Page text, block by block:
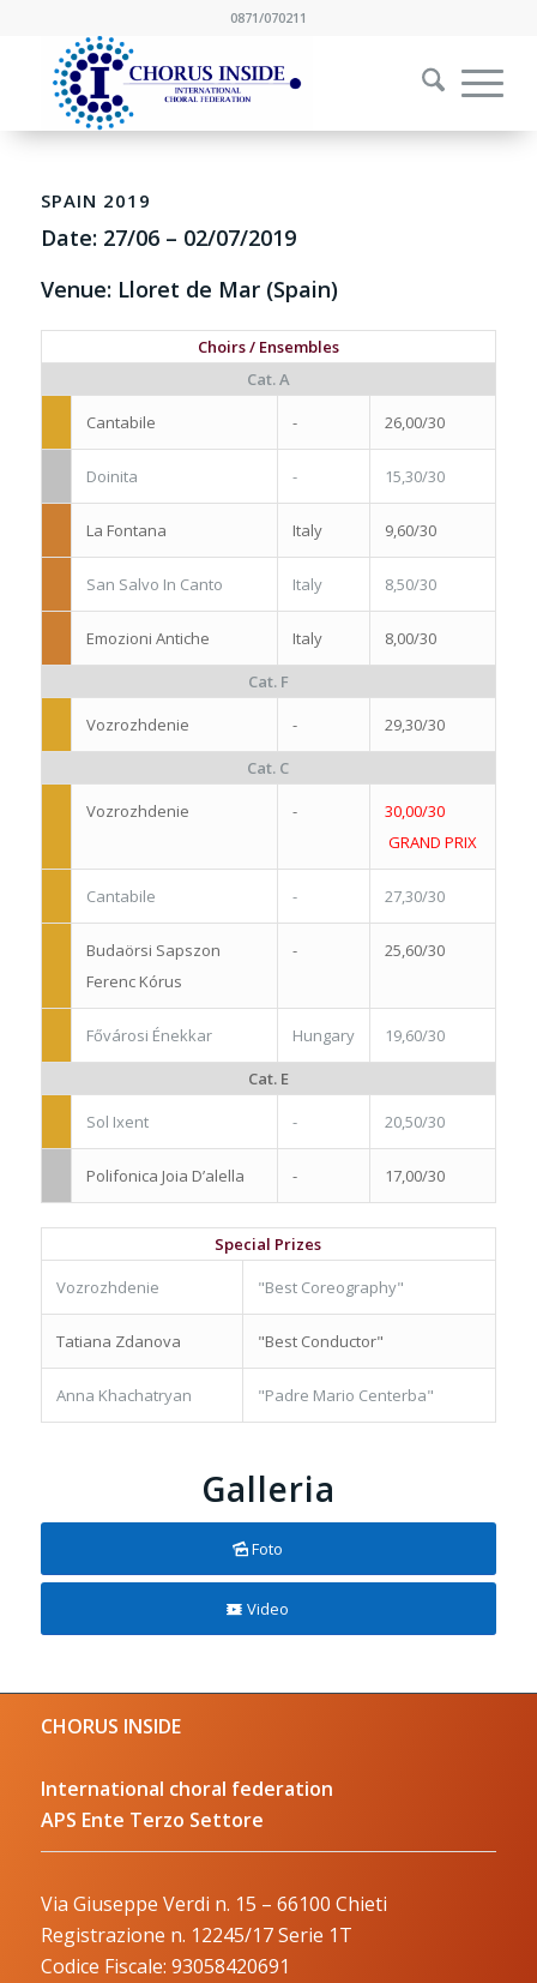
0871/070211
SPAIN 2019
Date: 27/06 – 02/07/2019
Venue: Lloret de Mar (Spain)
Choirs / Ensembles
Cat. A
Cantabile
- 26,00/30
Doinita - 15,30/30
La Fontana Italy 9,60/30
San Salvo In Canto Italy 8,50/30
Emozioni Antiche Italy
8,00/30
Cat. F
Vozrozhdenie
-
29,30/30
Cat. C
Vozrozhdenie
-
30,00/30
GRAND PRIX
Cantabile - 27,30/30
Budaörsi Sapszon
Ferenc Kórus
- 25,60/30
Fővárosi Énekkar Hungary
19,60/30
Cat. E
Sol Ixent
- 20,50/30
Polifonica Joia D’alella - 17,00/30
Special Prizes
Vozrozhdenie
"Best Coreography"
Tatiana Zdanova "Best Conductor"
Anna Khachatryan "Padre Mario Centerba"
Galleria
Foto
Video
CHORUS INSIDE
International choral federation
APS Ente Terzo Settore
Via Giuseppe Verdi n. 15 – 66100 Chieti
Registrazione n. 12245/17 Serie 1T
Codice Fiscale: 93058420691